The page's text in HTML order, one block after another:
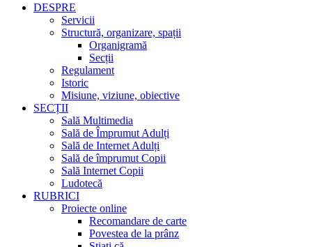
DESPRE
Servicii
Structură, organizare, spații
Organigramă
Secții
Regulament
Istoric
Misiune, viziune, obiective
SECȚII
Sală Multimedia
Sală de Împrumut Adulți
Sală de Internet Adulți
Sală de împrumut Copii
Sală Internet Copii
Ludotecă
RUBRICI
Proiecte online
Recomandare de carte
Povestea de la prânz